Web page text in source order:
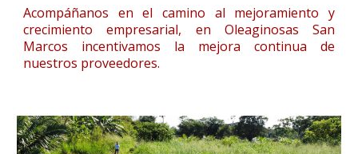
Acompáñanos en el camino al mejoramiento y
crecimiento empresarial, en Oleaginosas San
Marcos incentivamos la mejora continua de
nuestros proveedores.